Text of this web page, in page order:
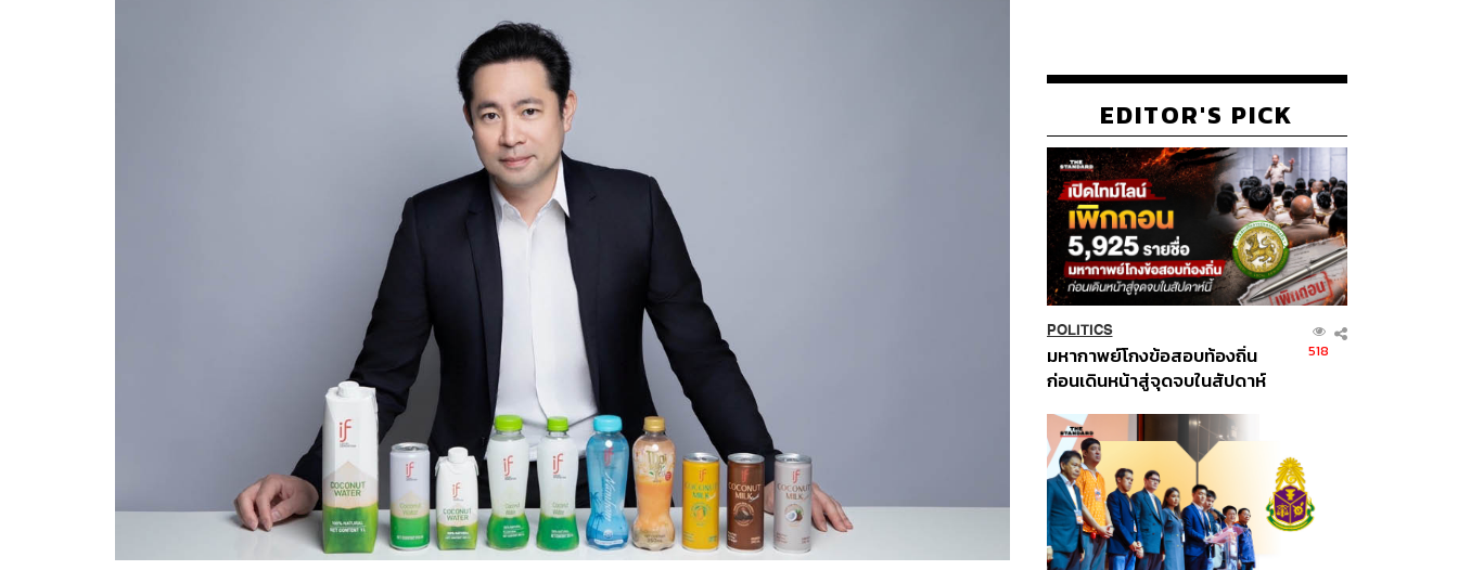
EDITOR'S PICK
POLITICS
มหากาพย์โกงข้อสอบท้องถิ่น
ก่อนเดินหน้าสู่จุดจบในสัปดาห์
518